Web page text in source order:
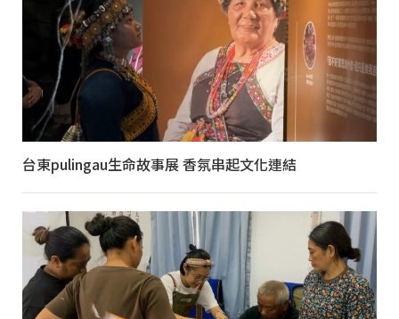
台東pulingau生命故事展 香氛串起文化連結